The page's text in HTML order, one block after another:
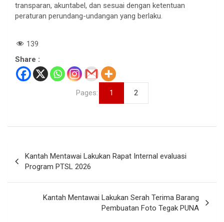
transparan, akuntabel, dan sesuai dengan ketentuan
peraturan perundang-undangan yang berlaku.
139
Share :
Pages: 1 2
pos
Kantah Mentawai Lakukan Rapat Internal evaluasi
Program PTSL 2026
Kantah Mentawai Lakukan Serah Terima Barang
Pembuatan Foto Tegak PUNA